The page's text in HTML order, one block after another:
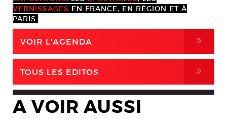
VERNISSAGES EN FRANCE, EN RÉGION ET À
PARIS.
VOIR L'AGENDA ,
TOUS LES EDITOS ,
A VOIR AUSSI